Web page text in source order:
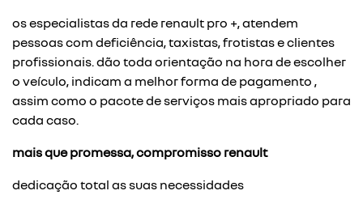
os especialistas da rede renault pro +, atendem
pessoas com deficiência, taxistas, frotistas e clientes
profissionais. dão toda orientação na hora de escolher
o veículo, indicam a melhor forma de pagamento ,
assim como o pacote de serviços mais apropriado para
cada caso.
mais que promessa, compromisso renault
dedicação total as suas necessidades